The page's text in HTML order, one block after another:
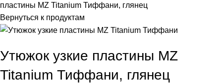
пластины MZ Titanium Тиффани, глянец
Вернуться к продуктам
Утюжок узкие пластины MZ
Titanium Тиффани, глянец